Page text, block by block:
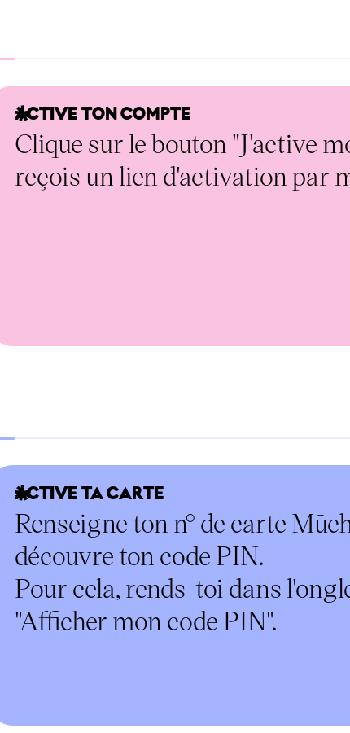
ACTIVE TON COMPTE
Clique sur le bouton "J'active
reçois un lien d'activation par
ACTIVE TA CARTE
Renseigne ton n° de carte
découvre ton code PIN.
Pour cela, rends-toi dans
"Afficher mon code PIN".